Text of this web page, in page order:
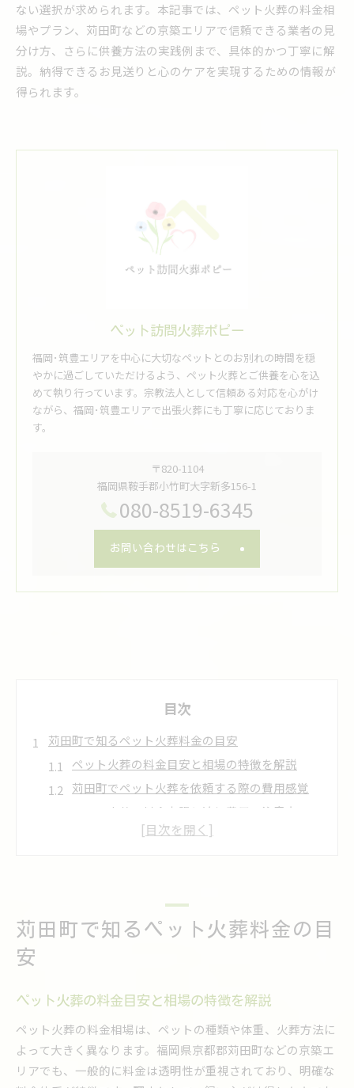
ない選択が求められます。本記事では、ペット火葬の料金相
場やプラン、苅田町などの京築エリアで信頼できる業者の見
分け方、さらに供養方法の実践例まで、具体的かつ丁寧に解
説。納得できるお見送りと心のケアを実現するための情報が
得られます。
ペット訪問火葬ポピー
福岡･筑豊エリアを中心に大切なペットとのお別れの時間を穏
やかに過ごしていただけるよう、ペット火葬とご供養を心を込
めて執り行っています。宗教法人として信頼ある対応を心がけ
ながら、福岡･筑豊エリアで出張火葬にも丁寧に応じておりま
す。
〒820-1104
福岡県鞍手郡小竹町大字新多156-1
080-8519-6345
お問い合わせはこちら
目次
苅田町で知るペット火葬料金の目安
ペット火葬の料金目安と相場の特徴を解説
苅田町でペット火葬を依頼する際の費用感覚
ペット火葬の料金内訳と追加費用の注意点
種類や体重で変わるペット火葬料金のポイント
ペット火葬の費用相場と供養の流れ
ペット火葬の相場とプラン選びの基本を押さえ
ペット火葬で支払う費用の主な内訳と注意点
プランごとのペット火葬料金と特徴を比較
心を込めた見送りに必要な料金知識
苅田町で知るペット火葬料金の目
安
ペット火葬の料金目安と相場の特徴を解説
ペット火葬の料金相場は、ペットの種類や体重、火葬方法に
よって大きく異なります。福岡県京都郡苅田町などの京築エ
リアでも、一般的に料金は透明性が重視されており、明確な